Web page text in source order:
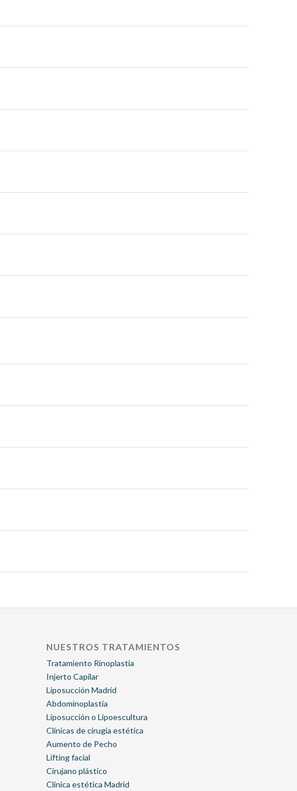
NUESTROS TRATAMIENTOS
Tratamiento Rinoplastia
Injerto Capilar
Liposucción Madrid
Abdominoplastia
Liposucción o Lipoescultura
Clínicas de cirugía estética
Aumento de Pecho
Lifting facial
Cirujano plástico
Clínica estética Madrid